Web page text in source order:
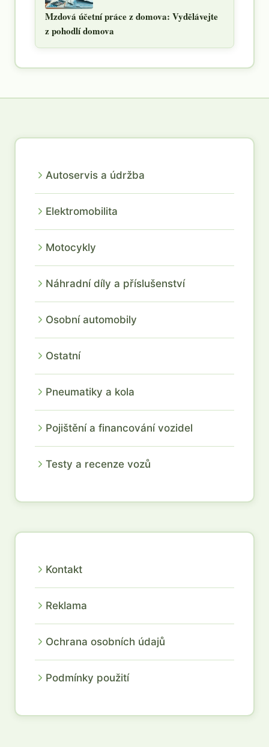
Mzdová účetní práce z domova: Vydělávejte
z pohodlí domova
Autoservis a údržba
Elektromobilita
Motocykly
Náhradní díly a příslušenství
Osobní automobily
Ostatní
Pneumatiky a kola
Pojištění a financování vozidel
Testy a recenze vozů
Kontakt
Reklama
Ochrana osobních údajů
Podmínky použití